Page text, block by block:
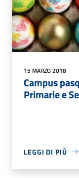
15 MARZO 2018
Campus
Primarie e
LEGGI DI PIÙ